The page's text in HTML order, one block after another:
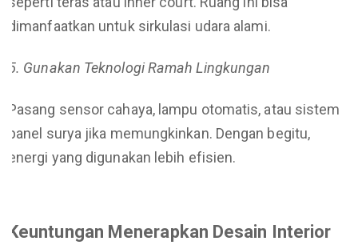
dimanfaatkan untuk sirkulasi udara alami.
5. Gunakan Teknologi Ramah Lingkungan
Pasang sensor cahaya, lampu otomatis, atau sistem
panel surya jika memungkinkan. Dengan begitu,
energi yang digunakan lebih efisien.
Keuntungan Menerapkan Desain Interior